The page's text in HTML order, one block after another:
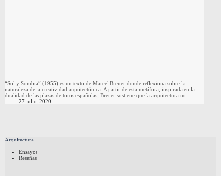
“Sol y Sombra” (1955) es un texto de Marcel Breuer donde reflexiona sobre la
naturaleza de la creatividad arquitectónica. A partir de esta metáfora, inspirada en la
dualidad de las plazas de toros españolas, Breuer sostiene que la arquitectura no…
27 julio, 2020
Arquitectura
Ensayos
Reseñas